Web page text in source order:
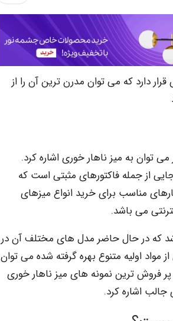
دارد که می توان مدرن ترین آن را از
توان به میز ناهار خوری اشاره کرد.
از جمله فاکتورهای مثبتی است که
مناسب برای خرید انواع میزهای
می باشد.
که در حال حاضر مدل های مختلف آن در
مواد اولیه متنوع بهره گرفته شده می توان
فروش ترین نمونه های میز ناهار خوری
اشاره کرد.